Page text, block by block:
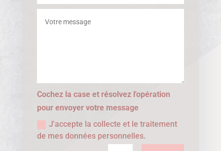
Cochez la case et résolvez l'opération
pour envoyer votre message
J'accepte la collecte et le traitement
de mes données personnelles.